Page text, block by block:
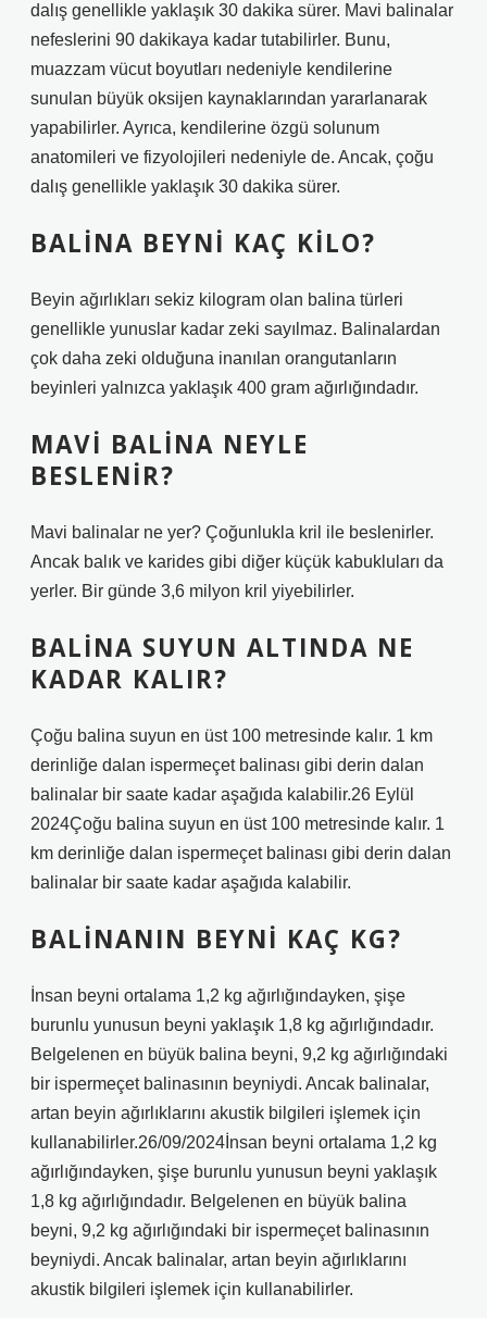
dalış genellikle yaklaşık 30 dakika sürer. Mavi balinalar
nefeslerini 90 dakikaya kadar tutabilirler. Bunu,
muazzam vücut boyutları nedeniyle kendilerine
sunulan büyük oksijen kaynaklarından yararlanarak
yapabilirler. Ayrıca, kendilerine özgü solunum
anatomileri ve fizyolojileri nedeniyle de. Ancak, çoğu
dalış genellikle yaklaşık 30 dakika sürer.
BALINA BEYNI KAÇ KILO?
Beyin ağırlıkları sekiz kilogram olan balina türleri
genellikle yunuslar kadar zeki sayılmaz. Balinalardan
çok daha zeki olduğuna inanılan orangutanların
beyinleri yalnızca yaklaşık 400 gram ağırlığındadır.
MAVI BALINA NEYLE
BESLENIR?
Mavi balinalar ne yer? Çoğunlukla kril ile beslenirler.
Ancak balık ve karides gibi diğer küçük kabukluları da
yerler. Bir günde 3,6 milyon kril yiyebilirler.
BALINA SUYUN ALTINDA NE
KADAR KALIR?
Çoğu balina suyun en üst 100 metresinde kalır. 1 km
derinliğe dalan ispermeçet balinası gibi derin dalan
balinalar bir saate kadar aşağıda kalabilir.26 Eylül
2024Çoğu balina suyun en üst 100 metresinde kalır. 1
km derinliğe dalan ispermeçet balinası gibi derin dalan
balinalar bir saate kadar aşağıda kalabilir.
BALINANIN BEYNI KAÇ KG?
İnsan beyni ortalama 1,2 kg ağırlığındayken, şişe
burunlu yunusun beyni yaklaşık 1,8 kg ağırlığındadır.
Belgelenen en büyük balina beyni, 9,2 kg ağırlığındaki
bir ispermeçet balinasının beyniydi. Ancak balinalar,
artan beyin ağırlıklarını akustik bilgileri işlemek için
kullanabilirler.26/09/2024İnsan beyni ortalama 1,2 kg
ağırlığındayken, şişe burunlu yunusun beyni yaklaşık
1,8 kg ağırlığındadır. Belgelenen en büyük balina
beyni, 9,2 kg ağırlığındaki bir ispermeçet balinasının
beyniydi. Ancak balinalar, artan beyin ağırlıklarını
akustik bilgileri işlemek için kullanabilirler.